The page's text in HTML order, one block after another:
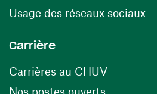
Usage des réseaux sociaux
Carrière
Carrières au CHUV(ouvre
Nos postes ouverts(ouvre